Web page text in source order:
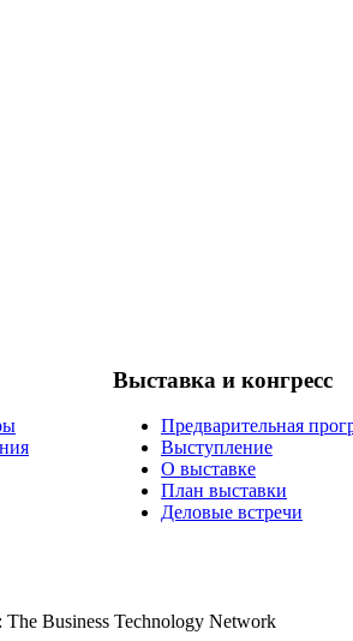
Выставка и конгресс
Предварительная
Выступление
О выставке
План выставки
Деловые встречи
Business Technology Network